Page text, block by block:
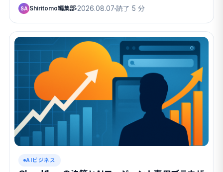
SA Shiritomo編集部 2026.08.07 読了 5 分
AIビジネス